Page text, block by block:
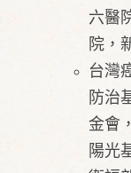
六醫
院，
台灣
防治
金會
陽光